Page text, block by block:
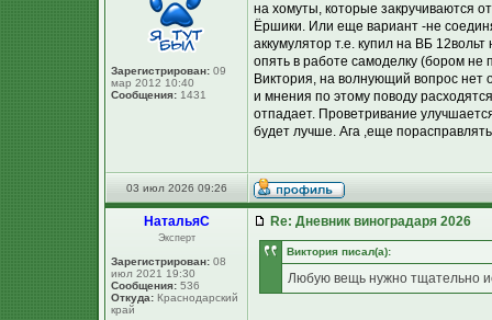
Зарегистрирован: 09
мар 2012 10:40
Сообщения: 1431
на хомуты, которые закручиваются
Ёршики. Или еще вариант -не
аккумулятор т.е. купил на ВБ
опять в работе самоделку (бором
Виктория, на волнующий вопрос нет
и мнения по этому поводу
отпадает. Проветривание
будет лучше. Ага ,еще
03 июл 2026 09:26
НатальяС
Эксперт
Зарегистрирован: 08
июл 2021 19:30
Сообщения: 536
Откуда: Краснодарский
край
Re: Дневник виноградаря 2026
Виктория писал(а):
Любую вещь нужно тщательно